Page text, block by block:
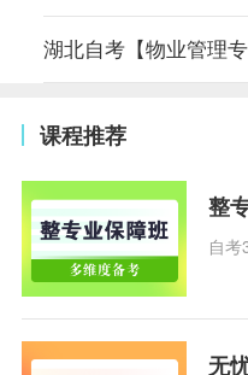
课程推荐
整
自考
无